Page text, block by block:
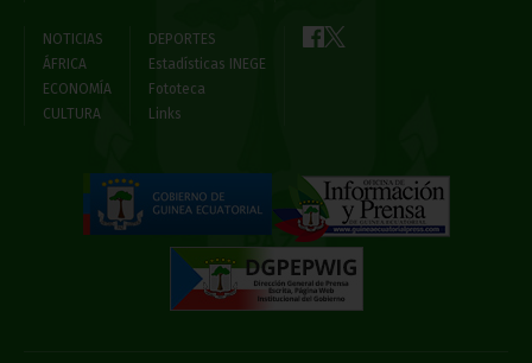
NOTICIAS
ÁFRICA
ECONOMÍA
CULTURA
DEPORTES
Estadísticas INEGE
Fototeca
Links